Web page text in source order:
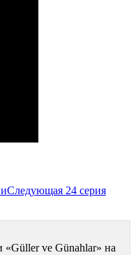
Следующая 24 серия
«Güller ve Günahlar» на